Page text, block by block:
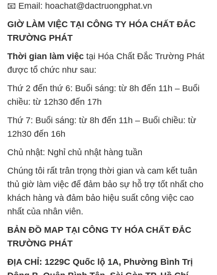
📧 Email: hoachat@dactruongphat.vn
GIỜ LÀM VIỆC TẠI CÔNG TY HÓA CHẤT ĐẮC
TRƯỜNG PHÁT
Thời gian làm việc tại Hóa Chất Đắc Trường Phát
được tổ chức như sau:
Thứ 2 đến thứ 6: Buổi sáng: từ 8h đến 11h – Buổi
chiều: từ 12h30 đến 17h
Thứ 7: Buổi sáng: từ 8h đến 11h – Buổi chiều: từ
12h30 đến 16h
Chủ nhật: Nghỉ chủ nhật hàng tuần
Chúng tôi rất trân trọng thời gian và cam kết tuân
thủ giờ làm việc để đảm bảo sự hỗ trợ tốt nhất cho
khách hàng và đảm bảo hiệu suất công việc cao
nhất của nhân viên.
BẢN ĐỒ MAP TẠI CÔNG TY HÓA CHẤT ĐẮC
TRƯỜNG PHÁT
ĐỊA CHỈ: 1229C Quốc lộ 1A, Phường Bình Trị